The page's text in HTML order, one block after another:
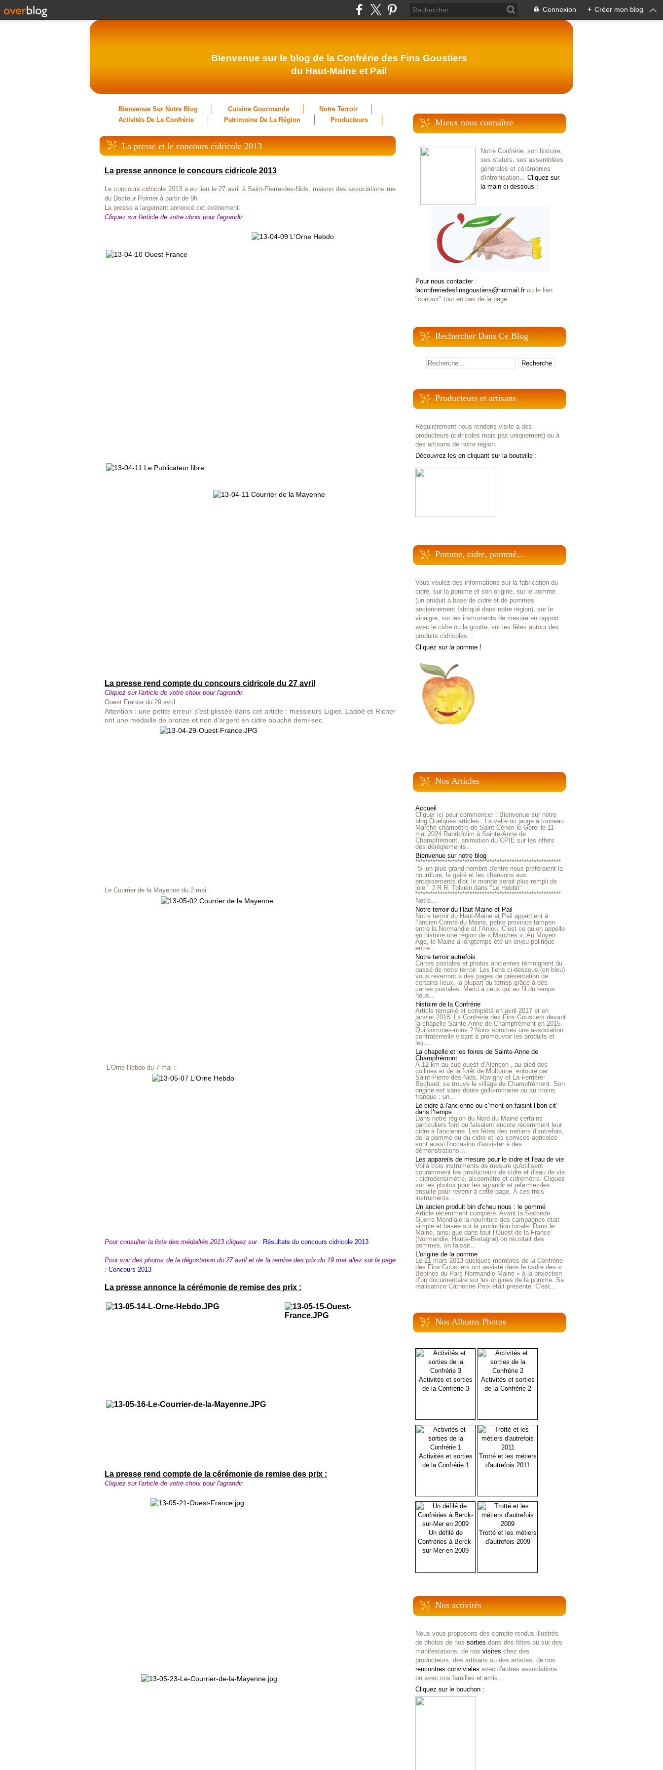
Connexion + Créer mon blog
Bienvenue sur le blog de la Confrérie des Fins Goustiers
du Haut-Maine et Pail
Bienvenue Sur Notre Blog Cuisine Gourmande
Notre Terroir
Activités De La Confrérie
Patrimoine De La Région Producteurs
La presse et le concours cidricole 2013
La presse annonce le concours cidricole 2013
Le concours cidricole 2013 a eu lieu le 27 avril à Saint-Pierre-des-Nids, maison des associations rue
du Docteur Poirrier à partir de 9h.
La presse a largement annoncé cet évènement.
Cliquez sur l'article de votre choix pour l'agrandir.
La presse rend compte du concours cidricole du 27 avril
Cliquez sur l'article de votre choix pour l'agrandir.
Ouest France du 29 avril :
Attention : une petite erreur s'est glissée dans cet article : messieurs Ligier, Labbé et Richer
ont une médaille de bronze et non d'argent en cidre bouché demi-sec.
Le Courrier de la Mayenne du 2 mai :
L'Orne Hebdo du 7 mai :
Pour consulter la liste des médaillés 2013 cliquez sur : Résultats du concours cidricole 2013
Pour voir des photos de la dégustation du 27 avril et de la remise des prix du 19 mai allez sur la page
: Concours 2013
La presse annonce la cérémonie de remise des prix :
La presse rend compte de la cérémonie de remise des prix :
Cliquez sur l'article de votre choix pour l'agrandir
Mieux nous connaître
Notre Confrérie, son histoire,
ses statuts, ses assemblées
générales et cérémonies
d'intronisation... Cliquez sur
la main ci-dessous :
Pour nous contacter:
laconfreriedesfinsgoustiers@hotmail.frou le lien
"contact" tout en bas de la page.
Rechercher Dans Ce Blog
Producteurs et artisans
Régulièrement nous rendons visite à des
producteurs (cidricoles mais pas uniquement) ou à
des artisans de notre région.
Découvrez-les en cliquant sur la bouteille :
Pomme, cidre, pommé...
Vous voulez des informations sur la fabrication du
cidre, sur la pomme et son origine, sur le pommé
(un produit à base de cidre et de pommes
anciennement fabriqué dans notre région), sur le
vinaigre, sur les instruments de mesure en rapport
avec le cidre ou la goutte, sur les fêtes autour des
produits cidricoles...
Cliquez sur la pomme !
Nos Articles
Accueil
Cliquer ici pour commencer : Bienvenue sur notre
blog Quelques articles : La velte ou jauge à tonneau
Marché champêtre de Saint-Céneri-le-Gérei le 11
mai 2024 Rando'clim à Sainte-Anne de
Champfrémont, animation du CPIE sur les effets
des dérèglements...
Bienvenue sur notre blog
***********************************************************
"Si un plus grand nombre d'entre nous préféraient la
nourriture, la gaité et les chansons aux
entassements d'or, le monde serait plus rempli de
joie." J.R.R. Tolkien dans "Le Hobbit"
***********************************************************
Notre...
Notre terroir du Haut-Maine et Pail
Notre terroir du Haut-Maine et Pail appartient à
l’ancien Comté du Maine, petite province tampon
entre la Normandie et l’Anjou. C’est ce qu’on appelle
en histoire une région de « Marches ». Au Moyen
Âge, le Maine a longtemps été un enjeu politique
entre...
Notre terroir autrefois
Cartes postales et photos anciennes témoignent du
passé de notre terroir. Les liens ci-dessous (en bleu)
vous reverront à des pages de présentation de
certains lieux, la plupart du temps grâce à des
cartes postales. Merci à ceux qui au fil du temps
nous...
Histoire de la Confrérie
Article remanié et complété en avril 2017 et en
janvier 2018. La Confrérie des Fins Goustiers devant
la chapelle Sainte-Anne de Champfrémont en 2015.
Qui sommes-nous ? Nous sommes une association
confraternelle visant à promouvoir les produits et
les...
La chapelle et les foires de Sainte-Anne de
Champfrémont
À 12 km au sud-ouest d’Alençon , au pied des
collines et de la forêt de Multonne, entouré par
Saint-Pierre-des-Nids, Ravigny et La-Ferrière-
Bochard, se trouve le village de Champfrémont. Son
origine est sans doute gallo-romaine ou au moins
franque : un...
Le cidre à l'ancienne ou c’ment on faisint l’bon cit’
dans l’temps…
Dans notre région du Nord du Maine certains
particuliers font ou faisaient encore récemment leur
cidre à l'ancienne. Les fêtes des métiers d'autrefois,
de la pomme ou du cidre et les comices agricoles
sont aussi l'occasion d'assister à des
démonstrations...
Les appareils de mesure pour le cidre et l'eau de vie
Voilà trois instruments de mesure qu'utilisent
couramment les producteurs de cidre et d'eau de vie
: cidrodensimètre, alcoomètre et cidromètre. Cliquez
sur les photos pour les agrandir et refermez-les
ensuite pour revenir à cette page. À ces trois
instruments...
Un ancien produit bin d'cheu nous : le pommé
Article récemment complété. Avant la Seconde
Guerre Mondiale la nourriture des campagnes était
simple et basée sur la production locale. Dans le
Maine, ainsi que dans tout l’Ouest de la France
(Normandie, Haute-Bretagne) on récoltait des
pommes, on faisait...
L'origine de la pomme
Le 21 mars 2013 quelques membres de la Confrérie
des Fins Goustiers ont assisté dans le cadre des «
Bobines du Parc Normandie-Maine » à la projection
d’un documentaire sur les origines de la pomme. Sa
réalisatrice Catherine Peix était présente. C’est...
Nos Albums Photos
Activités et sorties
de la Confrérie 3
Activités et sorties
de la Confrérie 2
Activités et sorties
de la Confrérie 1
Trotté et les métiers
d'autrefois 2011
Un défilé de
Confréries à Berck-
sur-Mer en 2009
Trotté et les métiers
d'autrefois 2009
Nos activités
Nous vous proposons des compte-rendus illustrés
de photos de nos sorties dans des fêtes ou sur des
manifestations, de nos visites chez des
producteurs, des artisans ou des artistes, de nos
rencontres conviviales avec d'autres associations
ou avec nos familles et amis...
Cliquez sur le bouchon :